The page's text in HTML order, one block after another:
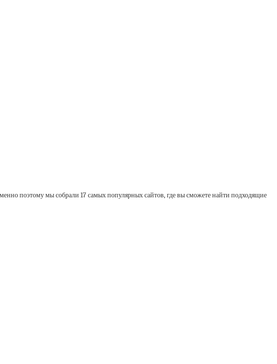
поэтому мы собрали 17 самых популярных сайтов, где вы сможете найти подходящие